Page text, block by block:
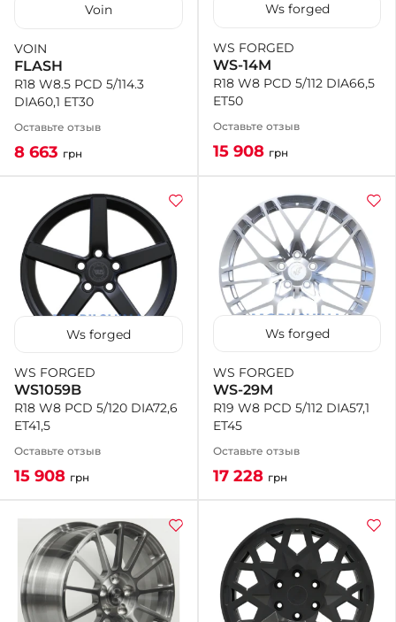
Voin
VOIN
FLASH
R18 W8.5 PCD 5/114.3
DIA60,1 ET30
Оставьте отзыв
8 663 грн
Ws forged
WS FORGED
WS-14M
R18 W8 PCD 5/112 DIA66,5
ET50
Оставьте отзыв
15 908 грн
Ws forged
WS FORGED
WS1059B
R18 W8 PCD 5/120 DIA72,6
ET41,5
Оставьте отзыв
15 908 грн
Ws forged
WS FORGED
WS-29M
R19 W8 PCD 5/112 DIA57,1
ET45
Оставьте отзыв
17 228 грн